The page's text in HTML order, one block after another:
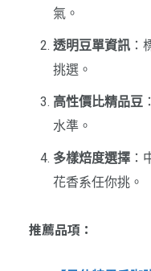
氣。
透明豆單資訊：
挑選。
高性價比精品豆
水準。
多樣焙度選擇：
花香系任你挑。
推薦品項：